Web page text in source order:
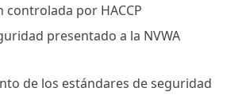
controlada por HACCP
presentado a la NVWA
de los estándares de seguridad